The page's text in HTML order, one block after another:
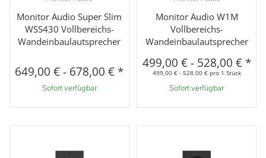
Monitor Audio Super Slim
WSS430 Vollbereichs-
Wandeinbaulautsprecher
649,00 €- 678,00 € *
Sofort verfügbar
Monitor Audio W1M
Vollbereichs-
Wandeinbaulautsprecher
499,00 €- 528,00 € *
499,00 € - 528,00 € pro 1 Stück
Sofort verfügbar